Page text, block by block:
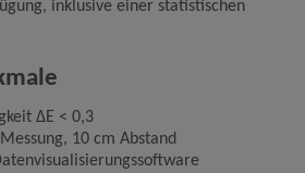
inklusive einer statistischen
ΔE < 0,3
10 cm Abstand